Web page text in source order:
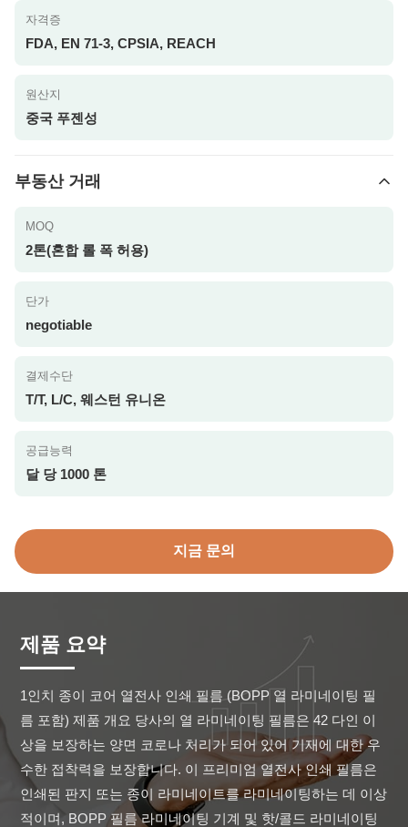
자격증
FDA, EN 71-3, CPSIA, REACH
원산지
중국 푸젠성
부동산 거래
MOQ
2톤(혼합 롤 폭 허용)
단가
negotiable
결제수단
T/T, L/C, 웨스턴 유니온
공급능력
달 당 1000 톤
지금 문의
제품 요약
1인치 종이 코어 열전사 인쇄 필름 (BOPP 열 라미네이팅 필
름 포함) 제품 개요 당사의 열 라미네이팅 필름은 42 다인 이
상을 보장하는 양면 코로나 처리가 되어 있어 기재에 대한 우
수한 접착력을 보장합니다. 이 프리미엄 열전사 인쇄 필름은
인쇄된 판지 또는 종이 라미네이트를 라미네이팅하는 데 이상
적이며, BOPP 필름 라미네이팅 기계 및 핫/콜드 라미네이팅